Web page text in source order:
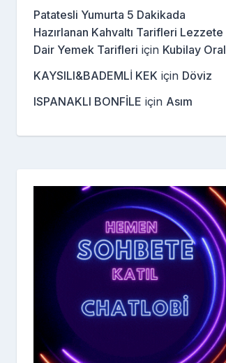
Patatesli Yumurta 5 Dakikada
Hazırlanan Kahvaltı Tarifleri Lezzete
Dair Yemek Tarifleri için Kubilay Oral
KAYSILI&BADEMLİ KEK için Döviz
ISPANAKLI BONFİLE için Asım